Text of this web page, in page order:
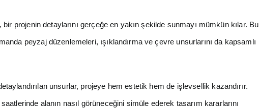
bir projenin detaylarını gerçeğe en yakın şekilde sunmayı mümkün kılar. Bu
peyzaj düzenlemeleri, ışıklandırma ve çevre unsurlarını da kapsamlı
unsurlar, projeye hem estetik hem de işlevsellik kazandırır.
alanın nasıl görüneceğini simüle ederek tasarım kararlarını